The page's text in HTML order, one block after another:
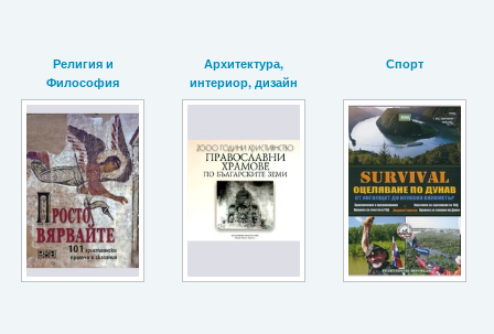
Религия и
Философия
Архитектура,
интериор, дизайн
Спорт